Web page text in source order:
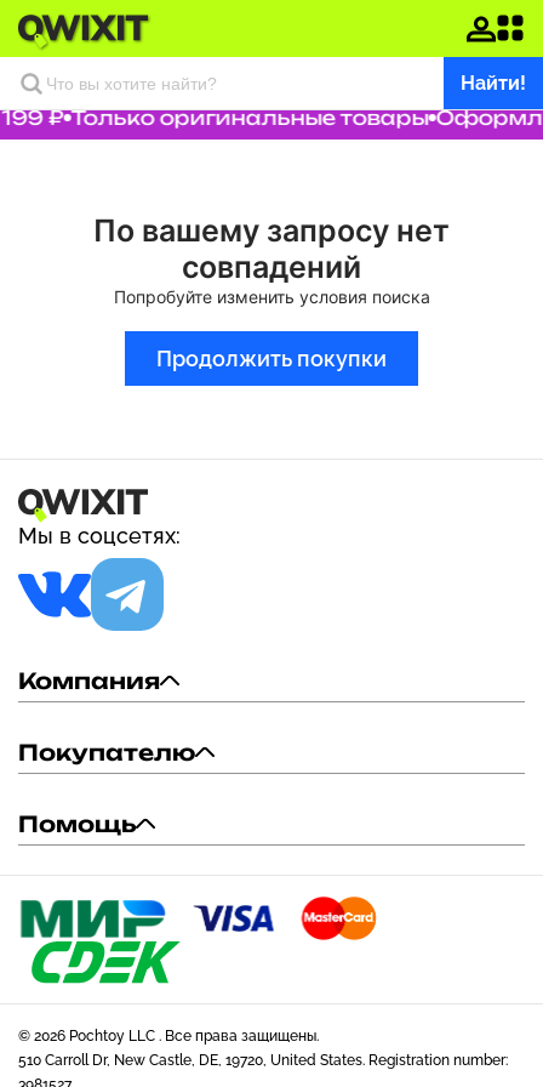
Найти!
₽ Только оригинальные товары
По вашему запросу нет
совпадений
Попробуйте изменить условия поиска
Продолжить покупки
Мы в соцсетях:
Компания
Покупателю
Помощь
© 2026 Pochtoy LLC . Все права защищены.
510 Carroll Dr, New Castle, DE, 19720, United States. Registration number: